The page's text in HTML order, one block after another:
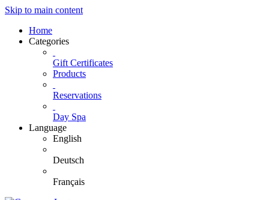
Skip to main content
Home
Categories
Gift Certificates
Products
Reservations
Day Spa
Language
English
Deutsch
Français